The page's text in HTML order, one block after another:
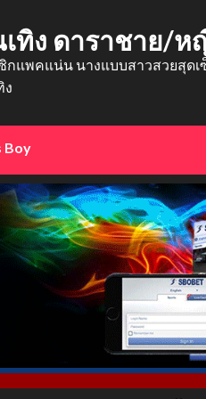
ทิง ดาราชาย/
แพคแน่น นางแบบสาวสวยสุดเ
ง
Boy